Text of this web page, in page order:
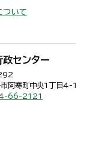
ついて
政センター
阿寒町中央1丁目4-1
66-2121